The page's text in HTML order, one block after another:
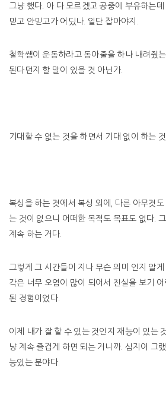
그냥 했다. 아 다 모르겠고 공중에 부유하는
믿고 안믿고가 어딨나. 일단 잡아야지.
철학쌤이 운동하라고 동아줄을 하나 내려줬
된다던지 할 말이 있을 것 아닌가.
기대할 수 없는 것을 하면서 기대 없이 하는
복싱을 하는 것에서 복싱 외에, 다른 아무것
는 것이 없으니 어떠한 목적도 목표도 없다.
계속 하는 거다.
그렇게 그 시간들이 지나 무슨 의미 인지 알
각은 너무 오염이 많이 되어서 진실을 보기 어
된 경험이었다.
이제 내가 잘 할 수 있는 것인지 재능이 있는
냥 계속 즐겁게 하면 되는 거니까. 심지어 그
능있는 분야다.